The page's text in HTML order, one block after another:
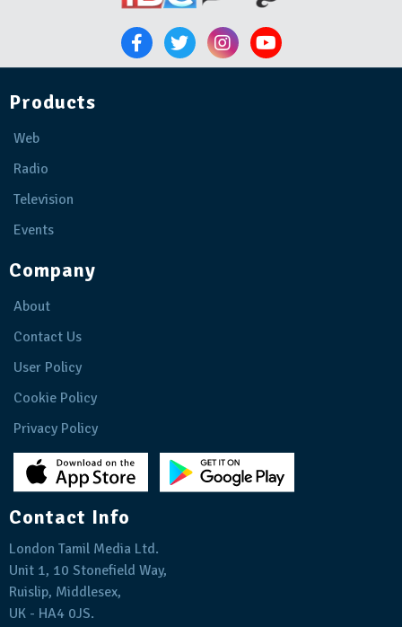
Products
Web
Radio
Television
Events
Company
About
Contact Us
User Policy
Cookie Policy
Privacy Policy
Contact Info
London Tamil Media Ltd.
Unit 1, 10 Stonefield Way,
Ruislip, Middlesex,
UK - HA4 0JS.